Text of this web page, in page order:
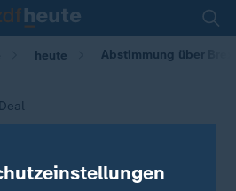
heute Abstimmung über
Parlament